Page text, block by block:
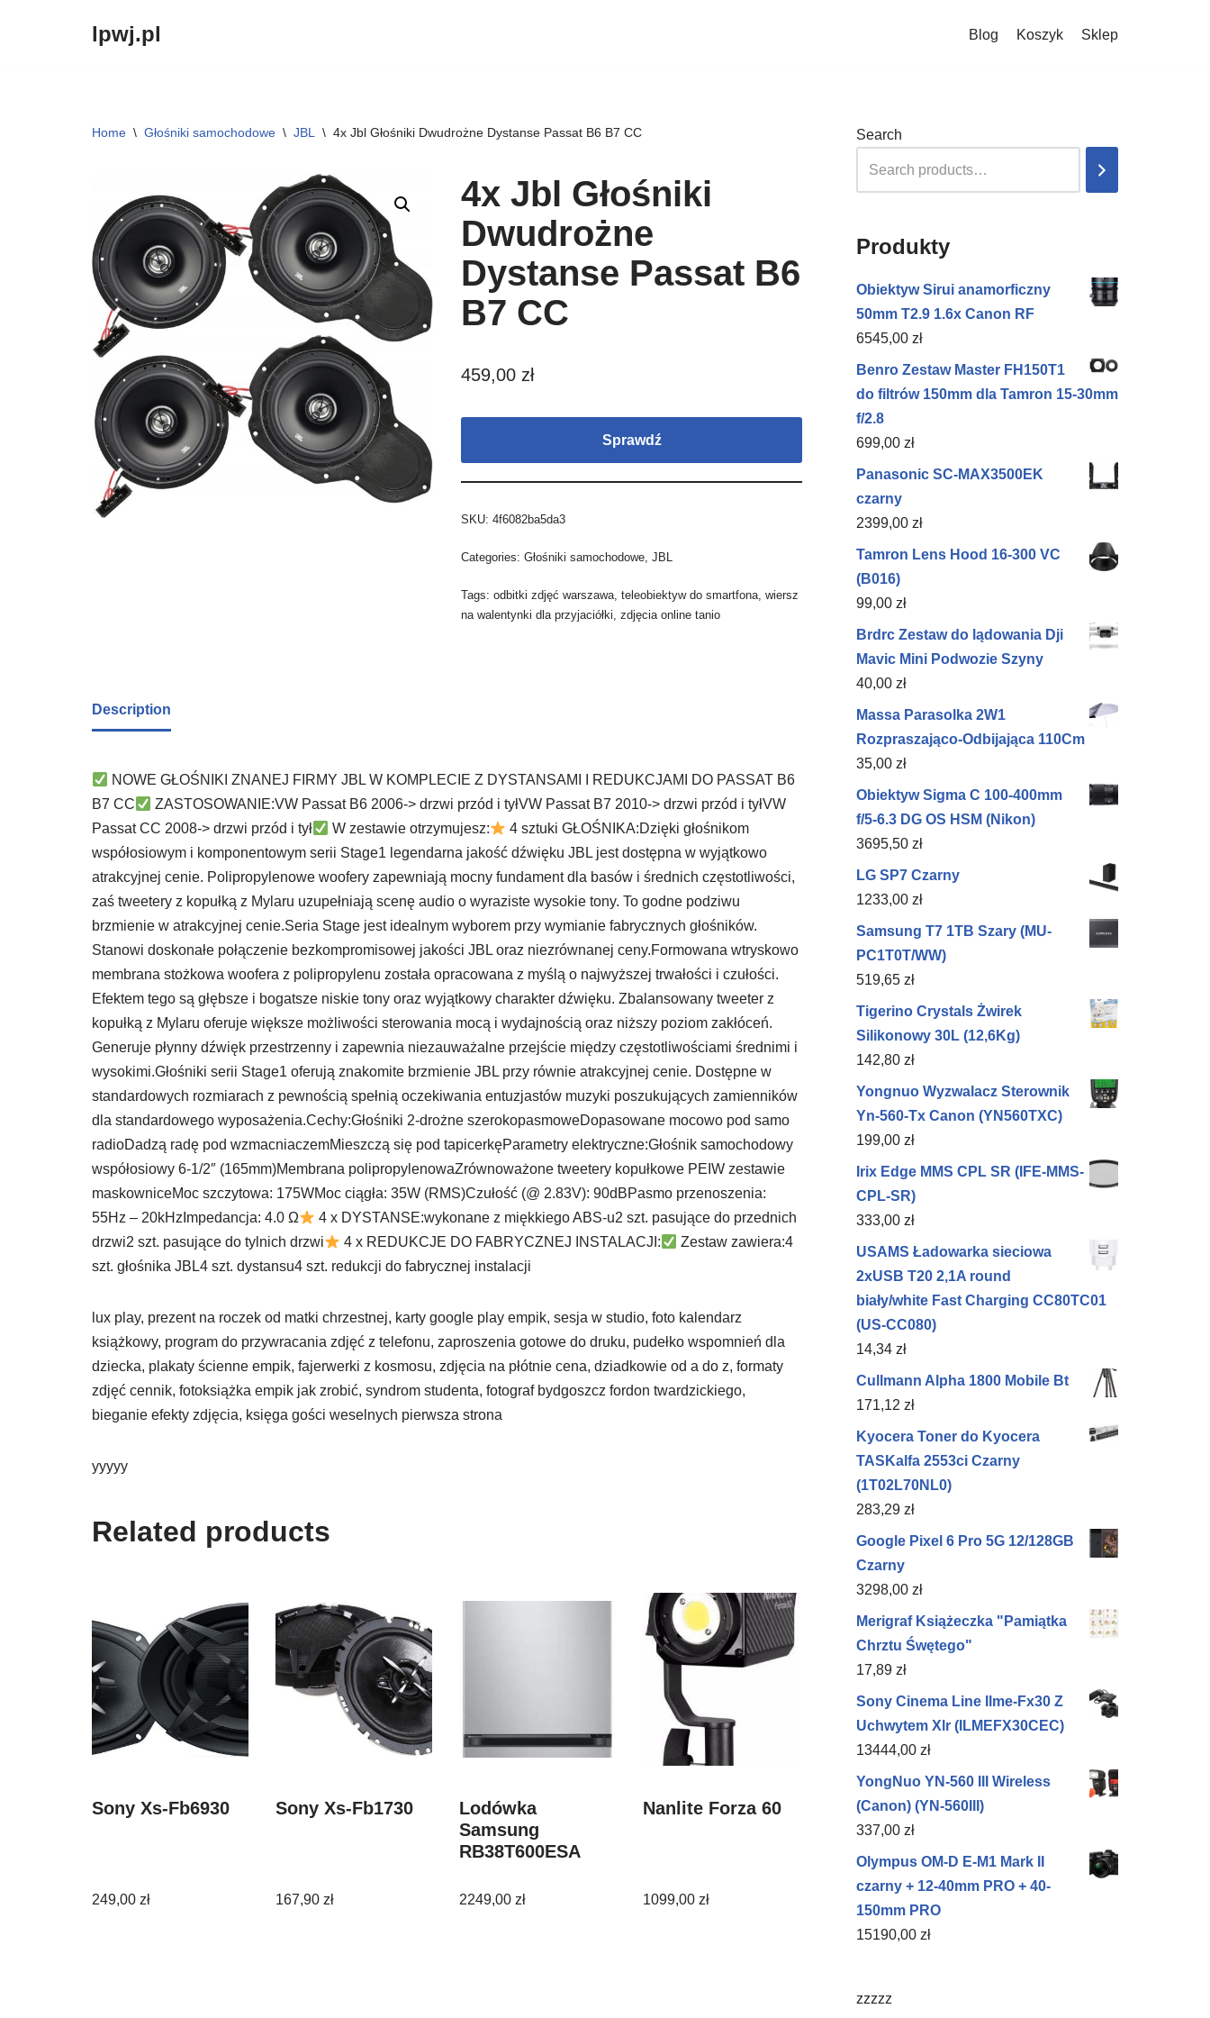
lpwj.pl Blog Koszyk Sklep
Home \ Głośniki samochodowe \ JBL \ 4x Jbl Głośniki Dwudrożne Dystanse Passat B6 B7 CC
4x Jbl Głośniki
Dwudrożne
Dystanse Passat B6
B7 CC
459,00 zł
Sprawdź
SKU:4f6082ba5da3
Categories:Głośniki samochodowe,JBL
Tags:odbitki zdjęć warszawa,teleobiektyw do smartfona,wiersz
na walentynki dla przyjaciółki,zdjęcia online tanio
Description
NOWE GŁOŚNIKI ZNANEJ FIRMY JBL W KOMPLECIE Z DYSTANSAMI I REDUKCJAMI DO PASSAT B6
B7 CC
ZASTOSOWANIE:VW Passat B6 2006-> drzwi przód i tyłVW Passat B7 2010-> drzwi przód i tyłVW
Passat CC 2008-> drzwi przód i tył
W zestawie otrzymujesz:
4 sztuki GŁOŚNIKA:Dzięki głośnikom
współosiowym i komponentowym serii Stage1 legendarna jakość dźwięku JBL jest dostępna w wyjątkowo
atrakcyjnej cenie. Polipropylenowe woofery zapewniają mocny fundament dla basów i średnich częstotliwości,
zaś tweetery z kopułką z Mylaru uzupełniają scenę audio o wyraziste wysokie tony. To godne podziwu
brzmienie w atrakcyjnej cenie.Seria Stage jest idealnym wyborem przy wymianie fabrycznych głośników.
Stanowi doskonałe połączenie bezkompromisowej jakości JBL oraz niezrównanej ceny.Formowana wtryskowo
membrana stożkowa woofera z polipropylenu została opracowana z myślą o najwyższej trwałości i czułości.
Efektem tego są głębsze i bogatsze niskie tony oraz wyjątkowy charakter dźwięku. Zbalansowany tweeter z
kopułką z Mylaru oferuje większe możliwości sterowania mocą i wydajnością oraz niższy poziom zakłóceń.
Generuje płynny dźwięk przestrzenny i zapewnia niezauważalne przejście między częstotliwościami średnimi i
wysokimi.Głośniki serii Stage1 oferują znakomite brzmienie JBL przy równie atrakcyjnej cenie. Dostępne w
standardowych rozmiarach z pewnością spełnią oczekiwania entuzjastów muzyki poszukujących zamienników
dla standardowego wyposażenia.Cechy:Głośniki 2-drożne szerokopasmoweDopasowane mocowo pod samo
radioDadzą radę pod wzmacniaczemMieszczą się pod tapicerkęParametry elektryczne:Głośnik samochodowy
współosiowy 6-1/2″ (165mm)Membrana polipropylenowaZrównoważone tweetery kopułkowe PEIW zestawie
maskowniceMoc szczytowa: 175WMoc ciągła: 35W (RMS)Czułość (@ 2.83V): 90dBPasmo przenoszenia:
55Hz – 20kHzImpedancja: 4.0 Ω
4 x DYSTANSE:wykonane z miękkiego ABS-u2 szt. pasujące do przednich
drzwi2 szt. pasujące do tylnich drzwi
4 x REDUKCJE DO FABRYCZNEJ INSTALACJI:
Zestaw zawiera:4
szt. głośnika JBL4 szt. dystansu4 szt. redukcji do fabrycznej instalacji
lux play, prezent na roczek od matki chrzestnej, karty google play empik, sesja w studio, foto kalendarz
książkowy, program do przywracania zdjęć z telefonu, zaproszenia gotowe do druku, pudełko wspomnień dla
dziecka, plakaty ścienne empik, fajerwerki z kosmosu, zdjęcia na płótnie cena, dziadkowie od a do z, formaty
zdjęć cennik, fotoksiążka empik jak zrobić, syndrom studenta, fotograf bydgoszcz fordon twardzickiego,
bieganie efekty zdjęcia, księga gości weselnych pierwsza strona
yyyyy
Related products
Sony Xs-Fb6930
249,00 zł
Sony Xs-Fb1730
167,90 zł
Lodówka
Samsung
RB38T600ESA
2249,00 zł
Nanlite Forza 60
1099,00 zł
Search
Produkty
Obiektyw Sirui anamorficzny
50mm T2.9 1.6x Canon RF
6545,00 zł
Benro Zestaw Master FH150T1
do filtrów 150mm dla Tamron 15-30mm
f/2.8
699,00 zł
Panasonic SC-MAX3500EK
czarny
2399,00 zł
Tamron Lens Hood 16-300 VC
(B016)
99,00 zł
Brdrc Zestaw do lądowania Dji
Mavic Mini Podwozie Szyny
40,00 zł
Massa Parasolka 2W1
Rozpraszająco-Odbijająca 110Cm
35,00 zł
Obiektyw Sigma C 100-400mm
f/5-6.3 DG OS HSM (Nikon)
3695,50 zł
LG SP7 Czarny
1233,00 zł
Samsung T7 1TB Szary (MU-
PC1T0T/WW)
519,65 zł
Tigerino Crystals Żwirek
Silikonowy 30L (12,6Kg)
142,80 zł
Yongnuo Wyzwalacz Sterownik
Yn-560-Tx Canon (YN560TXC)
199,00 zł
Irix Edge MMS CPL SR (IFE-MMS-
CPL-SR)
333,00 zł
USAMS Ładowarka sieciowa
2xUSB T20 2,1A round
biały/white Fast Charging CC80TC01
(US-CC080)
14,34 zł
Cullmann Alpha 1800 Mobile Bt
171,12 zł
Kyocera Toner do Kyocera
TASKalfa 2553ci Czarny
(1T02L70NL0)
283,29 zł
Google Pixel 6 Pro 5G 12/128GB
Czarny
3298,00 zł
Merigraf Książeczka "Pamiątka
Chrztu Śwętego"
17,89 zł
Sony Cinema Line Ilme-Fx30 Z
Uchwytem Xlr (ILMEFX30CEC)
13444,00 zł
YongNuo YN-560 III Wireless
(Canon) (YN-560III)
337,00 zł
Olympus OM-D E-M1 Mark II
czarny + 12-40mm PRO + 40-
150mm PRO
15190,00 zł
zzzzz